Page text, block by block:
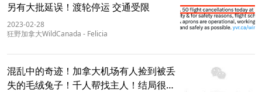
另有大批延误！渡轮停运 交通受限
2023-02-28
狂野加拿大WildCanada - Felicia
混乱中的奇迹！加拿大机场有人捡到被丢
失的毛绒兔子！千人帮找主人！结局很暖